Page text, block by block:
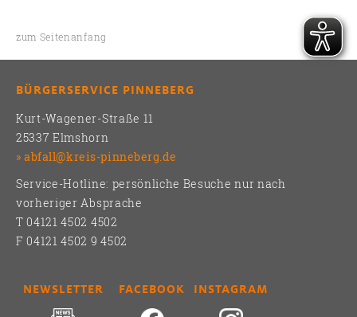
zum Seitenanfang
BÜRGERSERVICE PINNEBERG
Kurt-Wagener-Straße 11
25337 Elmshorn
abfall@kreis-pinneberg.de
Service-Hotline: persönliche Besuche nur nach
vorheriger Absprache
T 04121 4502 4502
F 04121 4502 9 4502
NEWSLETTER FACEBOOK INSTAGRAM